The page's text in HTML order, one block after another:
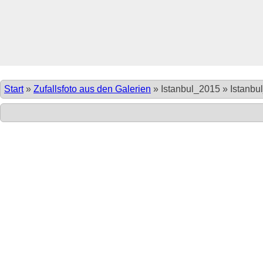
Start» Zufallsfoto aus den Galerien » Istanbul_2015 »